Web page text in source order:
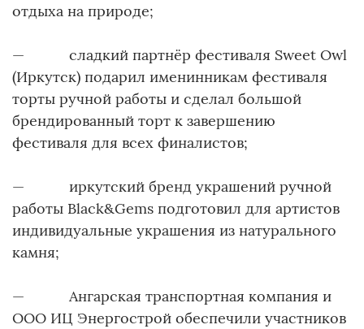
отдыха на природе;
— сладкий партнёр фестиваля Sweet Owl
(Иркутск) подарил именинникам фестиваля
торты ручной работы и сделал большой
брендированный торт к завершению
фестиваля для всех финалистов;
— иркутский бренд украшений ручной
работы Black&Gems подготовил для артистов
индивидуальные украшения из натурального
камня;
— Ангарская транспортная компания и
ООО ИЦ Энергострой обеспечили участников